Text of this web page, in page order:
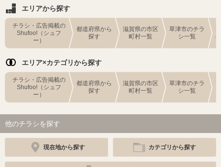
エリアから探す
チラシ・広告掲載の
Shufoo!（シュフ
ー）
都道府県から
探す
滋賀県の市区
町村一覧
草津市のチラ
シ一覧
エリア×カテゴリから探す
チラシ・広告掲載の
Shufoo!（シュフ
ー）
都道府県から
探す
滋賀県の市区
町村一覧
草津市のチラ
シ一覧
他のチラシを探す
現在地から探す カテゴリから探す